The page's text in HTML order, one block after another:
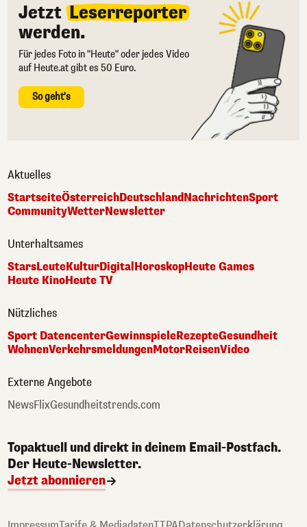
Jetzt Leserreporter
werden.
Für jedes Foto in "Heute" oder jedes Video
auf Heute.at gibt es 50 Euro.
So geht's
Aktuelles
StartseiteÖsterreichDeutschlandNachrichtenSport
CommunityWetterNewsletter
Unterhaltsames
StarsLeuteKulturDigitalHoroskopHeute Games
Heute KinoHeute TV
Nützliches
Sport DatencenterGewinnspieleRezepteGesundheit
WohnenVerkehrsmeldungenMotorReisenVideo
Externe Angebote
NewsFlixGesundheitstrends.com
Topaktuell und direkt in deinem Email-Postfach.
Der Heute-Newsletter.
Jetzt abonnieren